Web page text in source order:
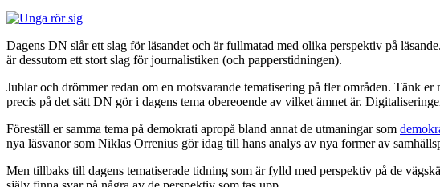
Dagens DN slår ett slag för läsandet och är fullmatad med olika perspektiv på
är dessutom ett stort slag för journalistiken (och papperstidningen).
Jublar och drömmer redan om en motsvarande tematisering på fler områden. Tänk
precis på det sätt DN gör i dagens tema obereoende av vilket ämnet är.
Föreställ er samma tema på demokrati apropå bland annat de utmaningar som
nya läsvanor som Niklas Orrenius gör idag till hans analys av nya former av
Men tillbaks till dagens tematiserade tidning som är fylld med perspektiv på de